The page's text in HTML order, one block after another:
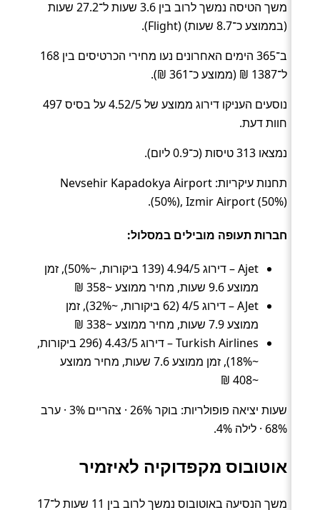
משך הטיסה נמשך לרוב בין 3.6 שעות ל־27.2 שעות
(בממוצע כ־8.7 שעות) (Flight).
ב־365 הימים האחרונים נעו מחירי הכרטיסים בין 168
ל־1387 ₪ (ממוצע כ־361 ₪).
נוסעים העניקו דירוג ממוצע של 4.52/5 על בסיס 497
חוות דעת.
נמצאו 313 טיסות (כ־0.9 ליום).
תחנות עיקריות: Nevsehir Kapadokya Airport
(50%), Izmir Airport (50%).
חברות תעופה מובילים במסלול:
Ajet – דירוג 4.94/5 (139 ביקורות, ~50%), זמן
ממוצע 9.6 שעות, מחיר ממוצע ~358 ₪
AJet – דירוג 4/5 (62 ביקורות, ~32%), זמן
ממוצע 7.9 שעות, מחיר ממוצע ~338 ₪
Turkish Airlines – דירוג 4.43/5 (296 ביקורות,
~18%), זמן ממוצע 7.6 שעות, מחיר ממוצע
~408 ₪
שעות יציאה פופולריות: בוקר 26% · צהריים 3% · ערב
68% · לילה 4%.
אוטובוס מקפדוקיה לאיזמיר
משך הנסיעה באוטובוס נמשך לרוב בין 11 שעות ל־17